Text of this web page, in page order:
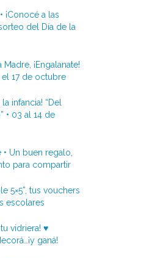
¡Conocé a las
del Día de la
¡Engalanate!
el 17 de octubre
infancia! “Del
• 03 al 14 de
Un buen regalo,
para compartir
5×5”, tus vouchers
escolares
vidriera! ♥
ganá!